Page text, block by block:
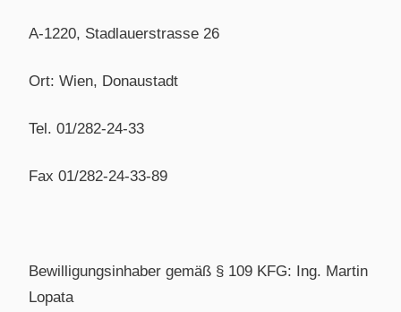
A-1220, Stadlauerstrasse 26
Ort: Wien, Donaustadt
Tel. 01/282-24-33
Fax 01/282-24-33-89
Bewilligungsinhaber gemäß § 109 KFG: Ing. Martin
Lopata